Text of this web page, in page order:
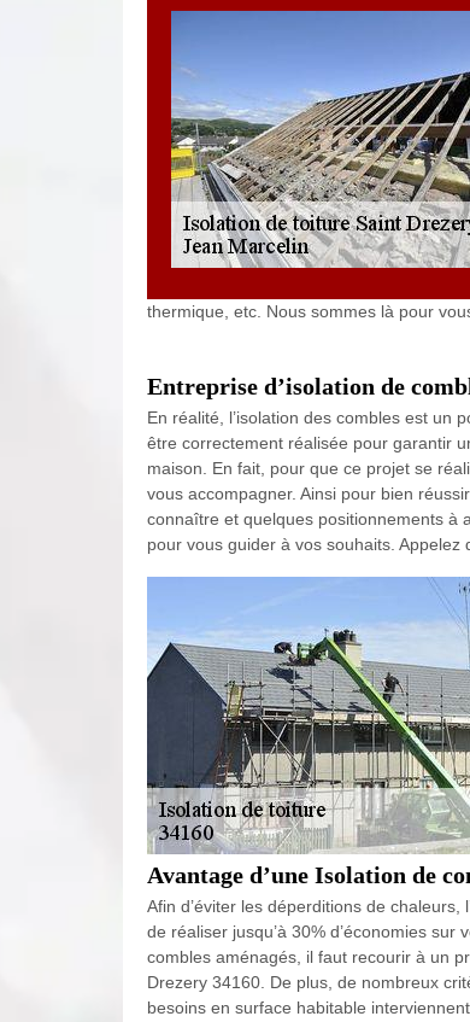
thermique, etc. Nous sommes là pour
Entreprise d’isolation de
En réalité, l’isolation des combles est un
être correctement réalisée pour garantir
maison. En fait, pour que ce projet se
vous accompagner. Ainsi pour bien
connaître et quelques positionnements à
pour vous guider à vos souhaits.
Avantage d’une Isolation de
Afin d’éviter les déperditions de
de réaliser jusqu’à 30% d’économies sur
combles aménagés, il faut recourir à un
Drezery 34160. De plus, de nombreux
besoins en surface habitable